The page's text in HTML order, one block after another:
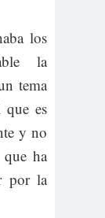
los
la
tema
que es
y no
ha
por la